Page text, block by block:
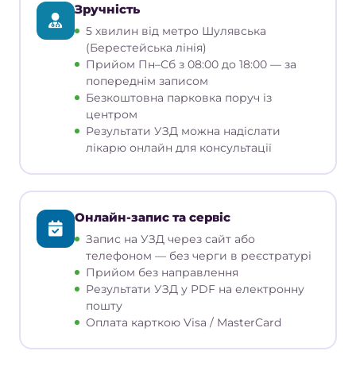
Зручність
5 хвилин від метро Шулявська
(Берестейська лінія)
Прийом Пн–Сб з 08:00 до 18:00 — за
попереднім записом
Безкоштовна парковка поруч із
центром
Результати УЗД можна надіслати
лікарю онлайн для консультації
Онлайн-запис та сервіс
Запис на УЗД через сайт або
телефоном — без черги в реєстратурі
Прийом без направлення
Результати УЗД у PDF на електронну
пошту
Оплата карткою Visa / MasterCard